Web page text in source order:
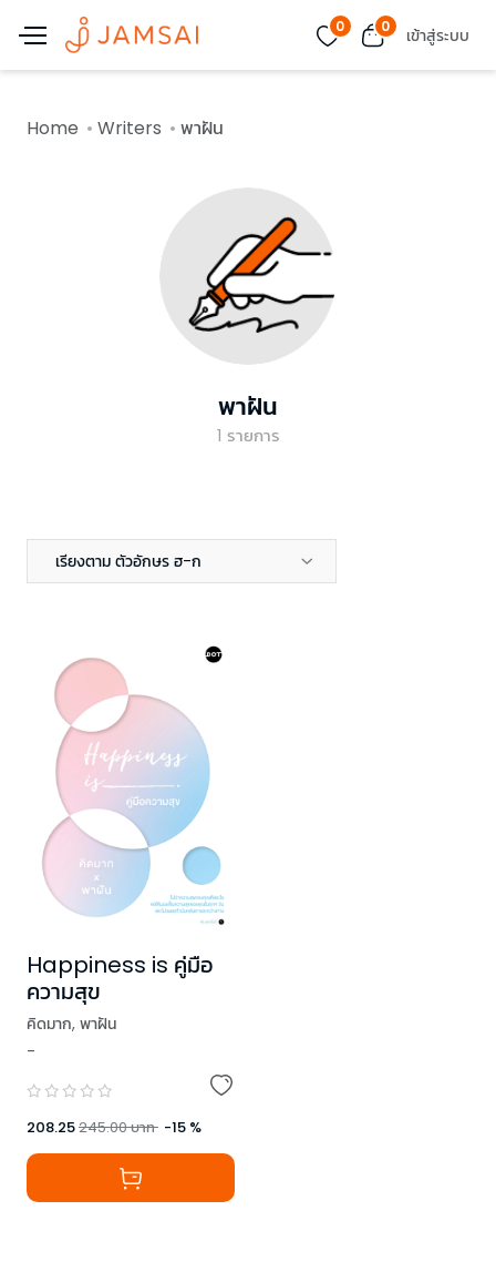
0 0 เข้าสู่ระบบ
Home Writers พาฝัน
พาฝัน
1 รายการ
เรียงตาม ตัวอักษร ฮ-ก
Happiness is คู่มือ
ความสุข
คิดมาก, พาฝัน
-
208.25245.00บาท -15 %